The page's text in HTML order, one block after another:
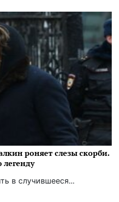
роняет слезы скорби.
в случившееся...